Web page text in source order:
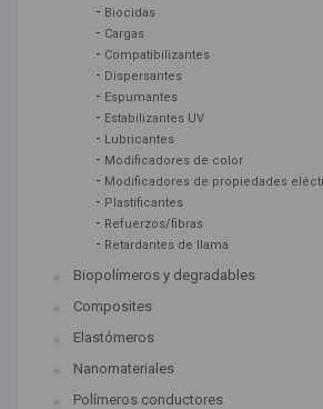
- Biocidas
- Cargas
- Compatibilizantes
- Dispersantes
- Espumantes
- Estabilizantes UV
- Lubricantes
- Modificadores de color
- Modificadores de propiedades
- Plastificantes
- Refuerzos/fibras
- Retardantes de llama
Biopolímeros y degradables
Composites
Elastómeros
Nanomateriales
Polímeros conductores